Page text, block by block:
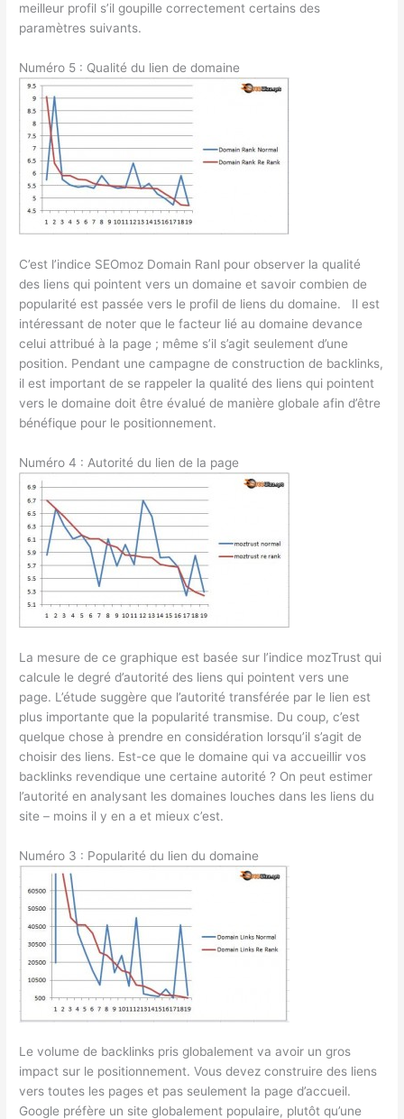
meilleur profil s’il goupille correctement certains des
paramètres suivants.
Numéro 5 : Qualité du lien de domaine
C’est l’indice SEOmoz Domain Ranl pour observer la qualité
des liens qui pointent vers un domaine et savoir combien de
popularité est passée vers le profil de liens du domaine. Il est
intéressant de noter que le facteur lié au domaine devance
celui attribué à la page ; même s’il s’agit seulement d’une
position. Pendant une campagne de construction de backlinks,
il est important de se rappeler la qualité des liens qui pointent
vers le domaine doit être évalué de manière globale afin d’être
bénéfique pour le positionnement.
Numéro 4 : Autorité du lien de la page
La mesure de ce graphique est basée sur l’indice mozTrust qui
calcule le degré d’autorité des liens qui pointent vers une
page. L’étude suggère que l’autorité transférée par le lien est
plus importante que la popularité transmise. Du coup, c’est
quelque chose à prendre en considération lorsqu’il s’agit de
choisir des liens. Est-ce que le domaine qui va accueillir vos
backlinks revendique une certaine autorité ? On peut estimer
l’autorité en analysant les domaines louches dans les liens du
site – moins il y en a et mieux c’est.
Numéro 3 : Popularité du lien du domaine
Le volume de backlinks pris globalement va avoir un gros
impact sur le positionnement. Vous devez construire des liens
vers toutes les pages et pas seulement la page d’accueil.
Google préfère un site globalement populaire, plutôt qu’une